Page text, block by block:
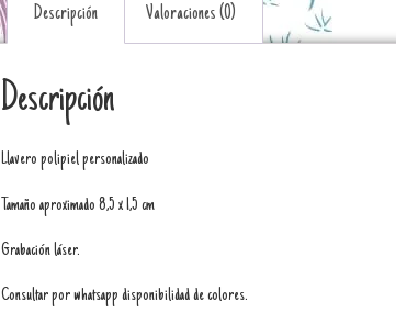
Descripción Valoraciones (0)
Descripción
Llavero polipiel personalizado
Tamaño aproximado 8,5 x 1,5 cm
Grabación láser.
Consultar por whatsapp disponibilidad de colores.